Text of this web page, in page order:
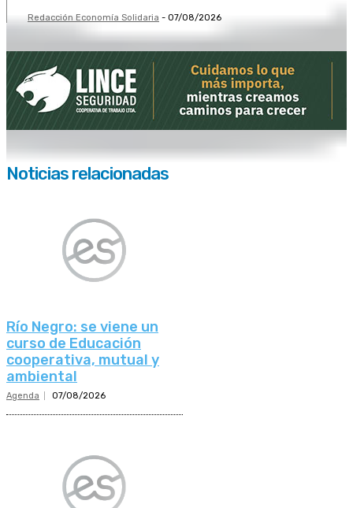
Redacción Economía Solidaria - 07/08/2026
Noticias relacionadas
Río Negro: se viene un
curso de Educación
cooperativa, mutual y
ambiental
Agenda 07/08/2026